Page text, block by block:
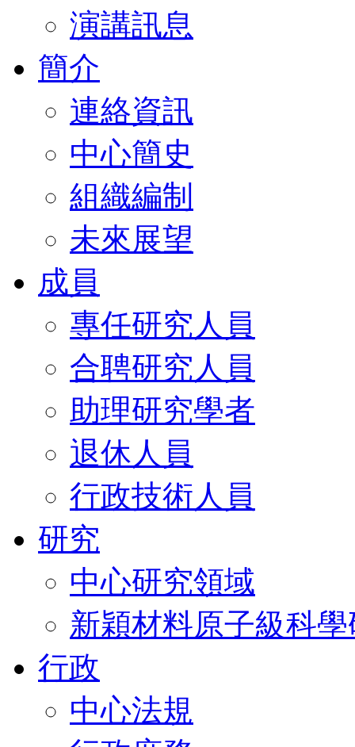
演講訊息
簡介
連絡資訊
中心簡史
組織編制
未來展望
成員
專任研究人員
合聘研究人員
助理研究學者
退休人員
行政技術人員
研究
中心研究領域
新穎材料原子級科
行政
中心法規